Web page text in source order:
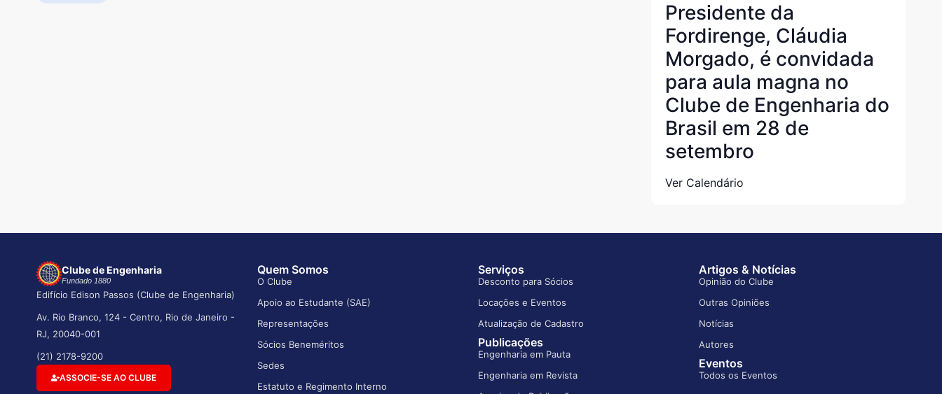
Presidente da
Fordirenge, Cláudia
Morgado, é convidada
para aula magna no
Clube de Engenharia do
Brasil em 28 de
setembro
Ver Calendário
Clube de Engenharia
Fundado 1880
Edifício Edison Passos (Clube de Engenharia)
Av. Rio Branco, 124 - Centro, Rio de Janeiro -
RJ, 20040-001
(21) 2178-9200
ASSOCIE-SE AO CLUBE
Quem Somos
O Clube
Apoio ao Estudante (SAE)
Representações
Sócios Beneméritos
Sedes
Estatuto e Regimento Interno
Serviços
Desconto para Sócios
Locações e Eventos
Atualização de Cadastro
Publicações
Engenharia em Pauta
Engenharia em Revista
Artigos & Notícias
Opinião do Clube
Outras Opiniões
Notícias
Autores
Eventos
Todos os Eventos